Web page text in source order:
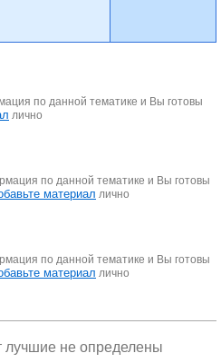
по данной тематике и Вы готовы
лично
по данной тематике и Вы готовы
материал лично
по данной тематике и Вы готовы
материал лично
не определены